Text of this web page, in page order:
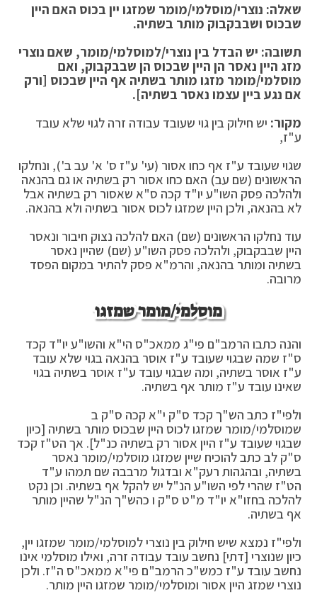
שאלה: נוצרי/מוסלמי/מומר שמזגו יין בכוס האם היין
שבכוס ושבבקבוק מותר בשתיה.
תשובה: יש הבדל בין נוצרי/למוסלמי/מומר, שאם נוצרי
מזג היין נאסר הן היין שבכוס הן שבבקבוק, ואם
מוסלמי/מומר מזגו מותר בשתיה אף היין שבכוס [ורק
אם נגע ביין עצמו נאסר בשתיה].
מקור: יש חילוק בין גוי שעובד עבודה זרה לגוי שלא עובד
ע"ז,
שגוי שעובד ע"ז אף כחו אסור (עי' ע"ז ס' א' עב ב'), ונחלקו
הראשונים (שם עב) האם כחו אסור רק בשתיה או גם בהנאה
ולהלכה פסק השו"ע יו"ד קכה ס"א שאסור רק בשתיה אבל
לא בהנאה, ולכן היין שמזגו לכוס אסור בשתיה ולא בהנאה.
עוד נחלקו הראשונים (שם) האם להלכה נצוק חיבור ונאסר
היין שבבקבוק, ולהלכה פסק השו"ע (שם) שהיין נאסר
בשתיה ומותר בהנאה, והרמ"א פסק להתיר במקום הפסד
מרובה.
מוסלמי/מומר שמזגו
והנה כתבו הרמב"ם פי"ג ממאכ"ס הי"א והשו"ע יו"ד קכד
ס"ז שמה שבגוי שעובד ע"ז אוסר בהנאה בגוי שלא עובד
ע"ז אוסר בשתיה, ומה שבגוי עובד ע"ז אוסר בשתיה בגוי
שאינו עובד ע"ז מותר אף בשתיה.
ולפי"ז כתב הש"ך קכד ס"ק י"א קכה ס"ק ב
שמוסלמי/מומר שמזגו לכוס היין שבכוס מותר בשתיה [כיון
שבגוי שעובד ע"ז היין אסור רק בשתיה כנ"ל]. אך הט"ז קכד
ס"ק לב כתב להוכיח שיין שמזגו מוסלמי/מומר נאסר
בשתיה, ובהגהות רעק"א ובדגול מרבבה שם תמהו ע"ד
הט"ז שהרי לפי השו"ע הנ"ל יש להקל אף בשתיה. וכן נקט
להלכה בחזו"א יו"ד מ"ט ס"ק ו כהש"ך הנ"ל שהיין מותר
אף בשתיה.
ולפי"ז נמצא שיש חילוק בין נוצרי למוסלמי/מומר שמזגו יין,
כיון שנוצרי [דתי] נחשב עובד עבודה זרה, ואילו מוסלמי אינו
נחשב עובד ע"ז כמש"כ הרמב"ם פי"א ממאכ"ס ה"ז. ולכן
נוצרי שמזג היין אסור ומוסלמי/מומר שמזגו היין מותר.